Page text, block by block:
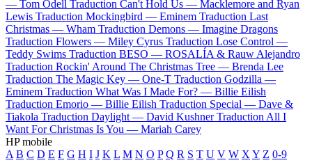
— Tom Odell Traduction Can't Hold Us — Macklemore and Ryan
Lewis Traduction Mockingbird — Eminem Traduction Last
Christmas — Wham Traduction Demons — Imagine Dragons
Traduction Flowers — Miley Cyrus Traduction Lose Control —
Teddy Swims Traduction BESO — ROSALÍA & Rauw Alejandro
Traduction Rockin' Around The Christmas Tree — Brenda Lee
Traduction The Magic Key — One-T Traduction Godzilla —
Eminem Traduction What Was I Made For? — Billie Eilish
Traduction Emorio — Billie Eilish Traduction Special — Dave &
Tiakola Traduction Daylight — David Kushner Traduction All I
Want For Christmas Is You — Mariah Carey
HP mobile
A B C D E F G H I J K L M N O P Q R S T U V W X Y Z 0-9